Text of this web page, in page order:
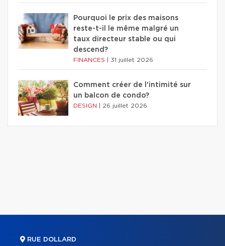
Pourquoi le prix des maisons
reste-t-il le même malgré un
taux directeur stable ou qui
descend?
FINANCES 31 juillet 2026
Comment créer de l'intimité sur
un balcon de condo?
DESIGN 26 juillet 2026
RUE DOLLARD